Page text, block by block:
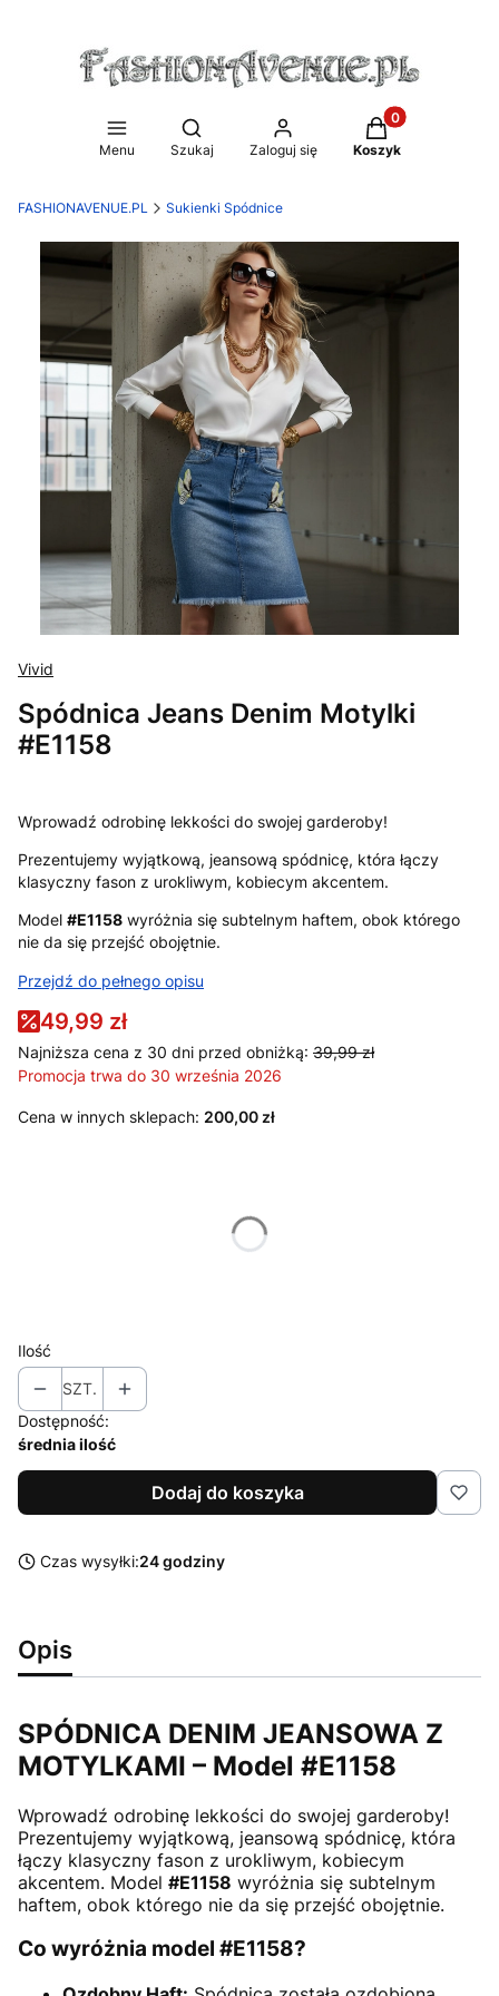
Menu
Otwórz wyszukiwarkę
Szukaj Zaloguj się
Produkty w
Koszyk
FASHIONAVENUE.PL Sukienki Spódnice
Vivid
Spódnica Jeans Denim Motylki
#E1158
Wprowadź odrobinę lekkości do swojej garderoby!
Prezentujemy wyjątkową, jeansową spódnicę, która łączy
klasyczny fason z urokliwym, kobiecym akcentem.
Model #E1158 wyróżnia się subtelnym haftem, obok którego
nie da się przejść obojętnie.
Przejdź do pełnego opisu
49,99 zł
Najniższa cena z 30 dni przed obniżką: 39,99 zł
Promocja trwa do 30 września 2026
Cena w innych sklepach: 200,00 zł
Ilość
SZT.
Dostępność:
średnia ilość
Dodaj do koszyka
Czas wysyłki:24 godziny
Opis
SPÓDNICA DENIM JEANSOWA Z
MOTYLKAMI – Model #E1158
Wprowadź odrobinę lekkości do swojej garderoby!
Prezentujemy wyjątkową, jeansową spódnicę, która
łączy klasyczny fason z urokliwym, kobiecym
akcentem. Model #E1158 wyróżnia się subtelnym
haftem, obok którego nie da się przejść obojętnie.
Co wyróżnia model #E1158?